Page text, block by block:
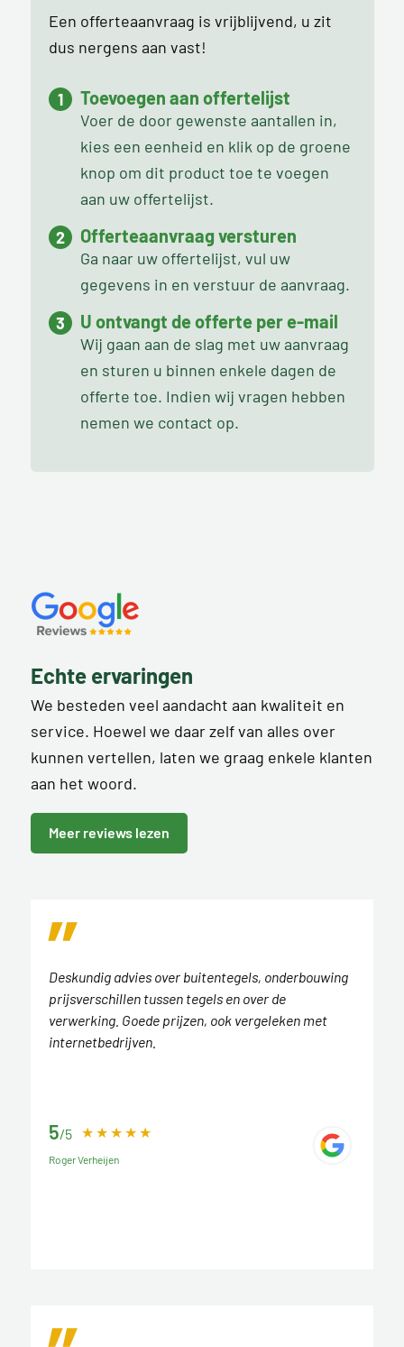
Een offerteaanvraag is vrijblijvend, u zit
dus nergens aan vast!
Toevoegen aan offertelijst
Voer de door gewenste aantallen in,
kies een eenheid en klik op de groene
knop om dit product toe te voegen
aan uw offertelijst.
Offerteaanvraag versturen
Ga naar uw offertelijst, vul uw
gegevens in en verstuur de aanvraag.
U ontvangt de offerte per e-mail
Wij gaan aan de slag met uw aanvraag
en sturen u binnen enkele dagen de
offerte toe. Indien wij vragen hebben
nemen we contact op.
Echte ervaringen
We besteden veel aandacht aan kwaliteit en
service. Hoewel we daar zelf van alles over
kunnen vertellen, laten we graag enkele klanten
aan het woord.
Meer reviews lezen
Deskundig advies over buitentegels, onderbouwing
prijsverschillen tussen tegels en over de
verwerking. Goede prijzen, ook vergeleken met
internetbedrijven.
5/5
Roger Verheijen